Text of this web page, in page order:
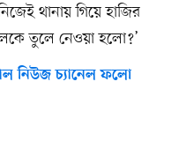
থানায় গিয়ে হাজির
তুলে নেওয়া হলো?’
নিউজ চ্যানেল ফলো